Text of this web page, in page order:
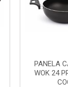
PANELA
WOK 24